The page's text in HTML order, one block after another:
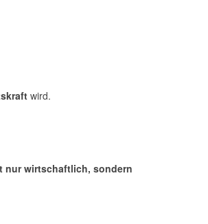
wird.
nur wirtschaftlich, sondern